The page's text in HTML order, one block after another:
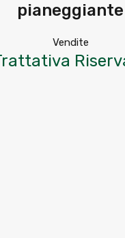
pianeggiante
Vendite